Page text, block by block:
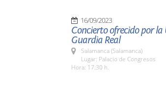
16/09/2023
Concierto ofrecido por
Guardia Real
Salamanca (Salamanca)
Lugar: Palacio de Congresos
Hora: 17:30 h.